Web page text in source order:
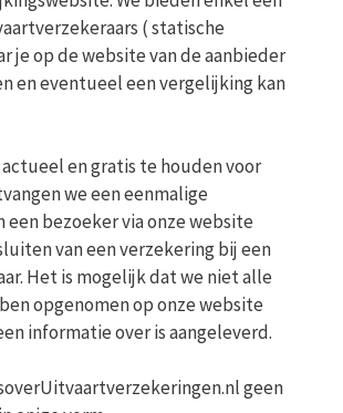
( statische
je op de website van de aanbieder
en eventueel een vergelijking kan
en gratis te houden voor
we een eenmalige
een bezoeker via onze website
van een verzekering bij een
Het is mogelijk dat we niet alle
opgenomen op onze website
informatie over is aangeleverd.
geen